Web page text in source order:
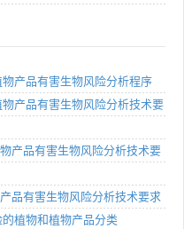
产品有害生物风险分析程序
产品有害生物风险分析技术要
产品有害生物风险分析技术要
品有害生物风险分析技术要求
植物和植物产品分类